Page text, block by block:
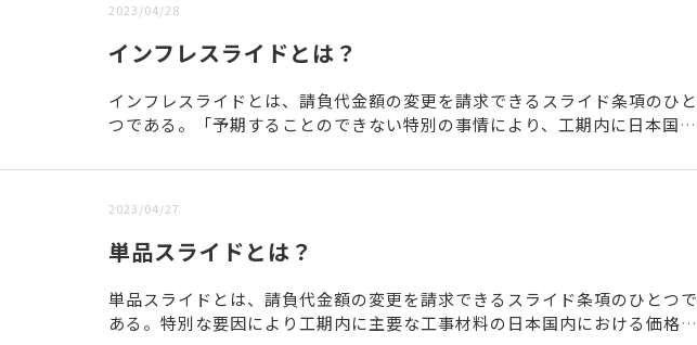
2023/04/28
インフレスライドとは？
インフレスライドとは、請負代金額の変更を請求できるスライド条項のひと
つである。「予期することのできない特別の事情により、工期内に日本国内
2023/04/27
単品スライドとは？
単品スライドとは、請負代金額の変更を請求できるスライド条項のひとつで
ある。特別な要因により工期内に主要な工事材料の日本国内における価格に